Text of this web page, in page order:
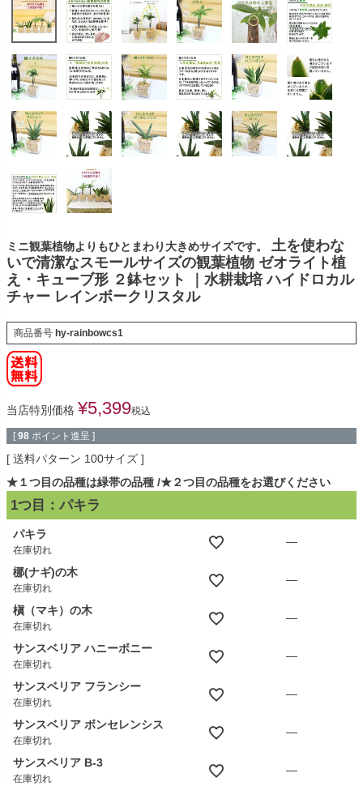
ミニ観葉植物よりもひとまわり大きめサイズです。
土を使わな
いで清潔なスモールサイズの観葉植物 ゼオライト植
え・キューブ形 ２鉢セット ｜水耕栽培 ハイドロカル
チャー レインボークリスタル
商品番号 hy-rainbowcs1
当店特別価格 ¥5,399税込
[ 98 ポイント進呈 ]
送料パターン 100サイズ
★１つ目の品種は緑帯の品種 ★２つ目の品種をお選びください
1つ目：パキラ
パキラ
在庫切れ
—
梛(ナギ)の木
在庫切れ
—
槇（マキ）の木
在庫切れ
—
サンスベリア ハニーボニー
在庫切れ
—
サンスベリア フランシー
在庫切れ
—
サンスベリア ボンセレンシス
在庫切れ
—
サンスベリア B-3
在庫切れ
—